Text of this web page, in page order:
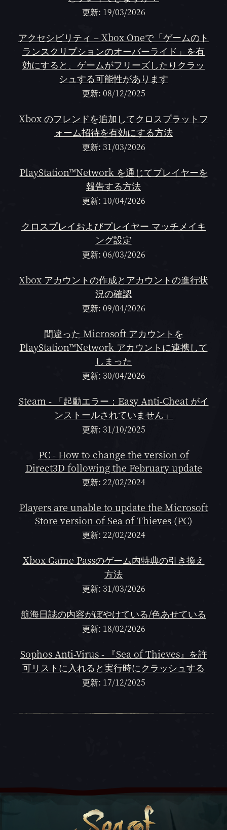
更新: 19/03/2026
アクセシビリティ – Xbox Oneで「ゲームのト
ランスクリプションのオーバーライド」を有
効にすると、ゲームがフリーズしたりクラッ
シュする可能性があります
更新: 08/12/2025
Xbox のフレンドを追加してクロスプラットフ
ォーム招待を有効にする方法
更新: 31/03/2026
PlayStation™Network を通じてプレイヤーを
報告する方法
更新: 10/04/2026
クロスプレイおよびプレイヤー マッチメイキ
ング設定
更新: 06/03/2026
Xbox アカウントの作成とアカウントの進行状
況の確認
更新: 09/04/2026
間違った Microsoft アカウントを
PlayStation™Network アカウントに連携して
しまった
更新: 30/04/2026
Steam - 「起動エラー：Easy Anti-Cheat がイ
ンストールされていません」
更新: 31/10/2025
PC - How to change the version of
Direct3D following the February update
更新: 22/02/2024
Players are unable to update the Microsoft
Store version of Sea of Thieves (PC)
更新: 22/02/2024
Xbox Game Passのゲーム内特典の引き換え
方法
更新: 31/03/2026
航海日誌の内容がぼやけている/色あせている
更新: 18/02/2026
Sophos Anti-Virus - 『Sea of Thieves』を許
可リストに入れると実行時にクラッシュする
更新: 17/12/2025